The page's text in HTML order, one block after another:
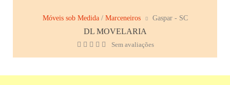
Móveis sob Medida/ Marceneiros Gaspar - SC
DL MOVELARIA
Sem avaliações